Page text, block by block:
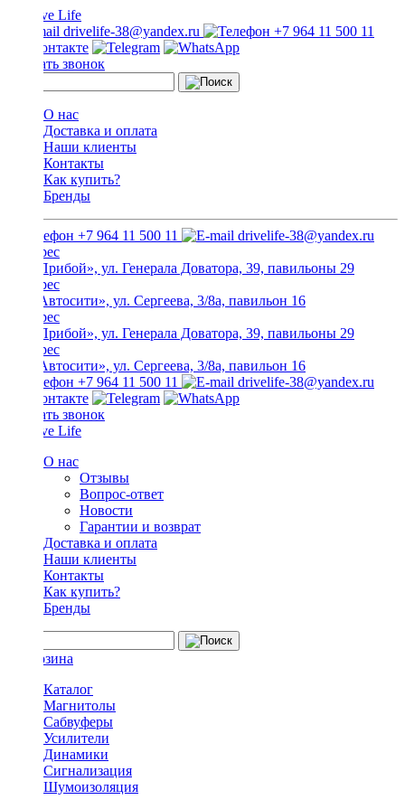
drivelife-38@yandex.ru +7 964 11 500 11
Заказать звонок
О нас
Доставка и оплата
Наши клиенты
Контакты
Как купить?
Бренды
+7 964 11 500 11 drivelife-38@yandex.ru
ТЦ «Прибой», ул. Генерала Доватора, 39, павильоны 29
ТЦ «Автосити», ул. Сергеева, 3/8а, павильон 16
ТЦ «Прибой», ул. Генерала Доватора, 39, павильоны 29
ТЦ «Автосити», ул. Сергеева, 3/8а, павильон 16
+7 964 11 500 11
drivelife-38@yandex.ru
Заказать звонок
О нас
Отзывы
Вопрос-ответ
Новости
Гарантии и возврат
Доставка и оплата
Наши клиенты
Контакты
Как купить?
Бренды
Каталог
Магнитолы
Сабвуферы
Усилители
Динамики
Сигнализация
Шумоизоляция